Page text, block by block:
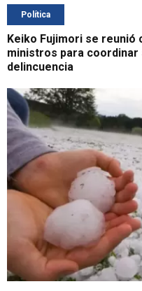
Política
Keiko Fujimori se reunió
ministros para
delincuencia